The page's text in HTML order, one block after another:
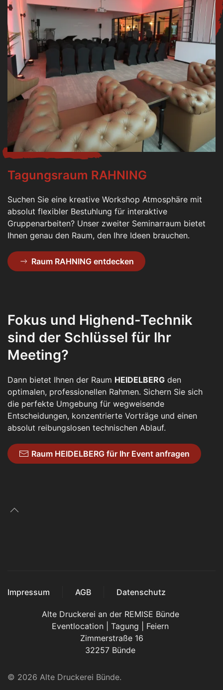
Tagungsraum RAHNING
Suchen Sie eine kreative Workshop Atmosphäre mit
absolut flexibler Bestuhlung für interaktive
Gruppenarbeiten? Unser zweiter Seminarraum bietet
Ihnen genau den Raum, den Ihre Ideen brauchen.
Raum RAHNING entdecken
Fokus und Highend-Technik
sind der Schlüssel für Ihr
Meeting?
Dann bietet Ihnen der Raum HEIDELBERG den
optimalen, professionellen Rahmen. Sichern Sie sich
die perfekte Umgebung für wegweisende
Entscheidungen, konzentrierte Vorträge und einen
absolut reibungslosen technischen Ablauf.
Raum HEIDELBERG für Ihr Event anfragen
Impressum AGB Datenschutz
Alte Druckerei an der REMISE Bünde
Eventlocation | Tagung | Feiern
Zimmerstraße 16
32257 Bünde
© 2026 Alte Druckerei Bünde.